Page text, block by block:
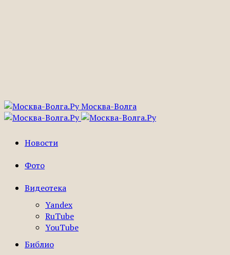
Москва-Волга
Новости
Фото
Видеотека
Yandex
RuTube
YouTube
Библио